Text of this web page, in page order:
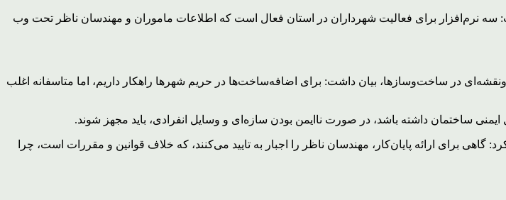
سه نرم‌افزار برای فعالیت شهرداران در استان فعال است که اطلاعات ماموران و مهندسان ناظر تحت وب
در ساخت‌وسازها، بیان داشت: برای اضافه‌ساخت‌ها در حریم شهرها راهکار داریم، اما متاسفانه اغلب
برای ارائه پایان‌کار، مهندسان ناظر را اجبار به تایید می‌کنند، که خلاف قوانین و مقررات است، چرا